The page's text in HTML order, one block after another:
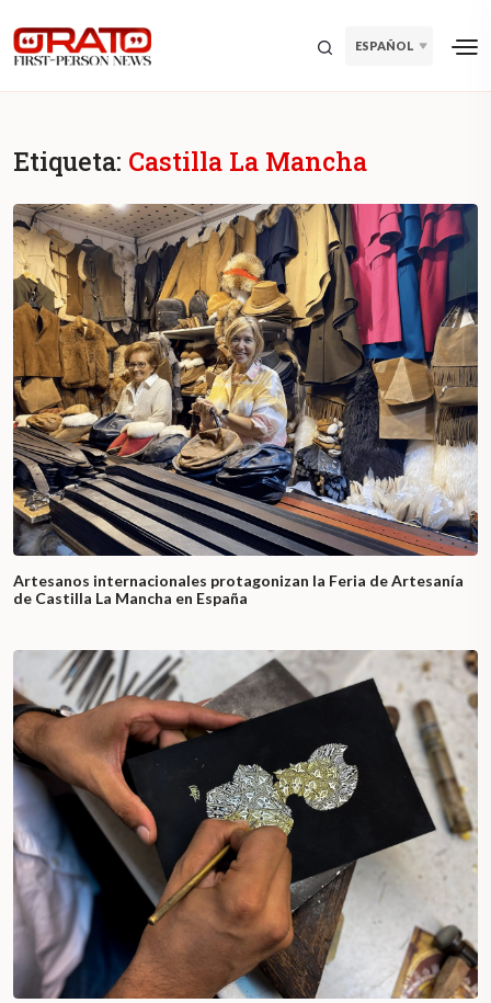
ESPAÑOL
Etiqueta: Castilla La Mancha
Artesanos internacionales protagonizan la Feria de Artesanía
de Castilla La Mancha en España